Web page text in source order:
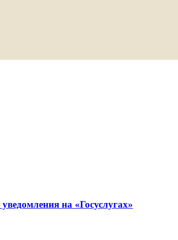
на «Госуслугах»